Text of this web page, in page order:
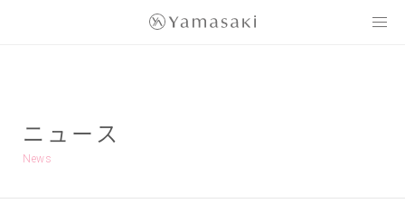
ニュース
News